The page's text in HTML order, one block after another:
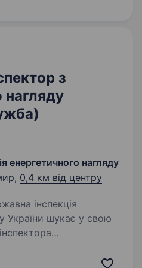
з
нагляду
енергетичного нагляду
0,4 км від центру
України шукає у свою